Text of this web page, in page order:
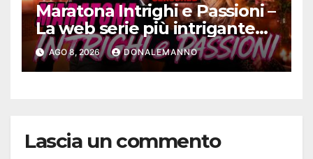
Maratona Intrighi e Passioni –
La web serie più intrigante
d’Italia |
#ConfessionalePodcast 295
AGO 8, 2026 DONALEMANNO
Lascia un commento